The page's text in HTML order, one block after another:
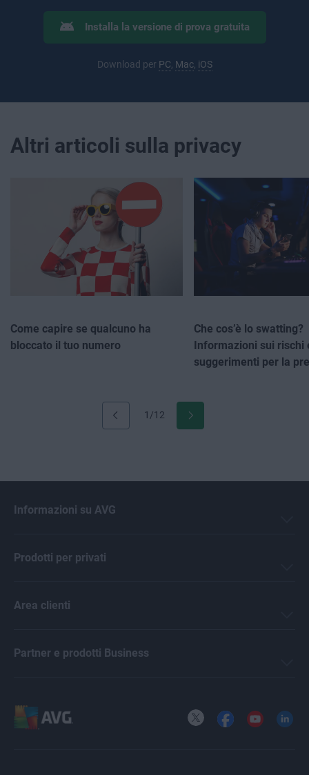
Installa la versione di prova gratuita
Download per PC Mac iOS
Altri articoli sulla privacy
1/12
Come capire se qualcuno ha
bloccato il tuo numero
Che cos’è lo swatting?
Informazioni sui rischi
suggerimenti per la
Informazioni su AVG
Prodotti per privati
Area clienti
Partner e prodotti Business